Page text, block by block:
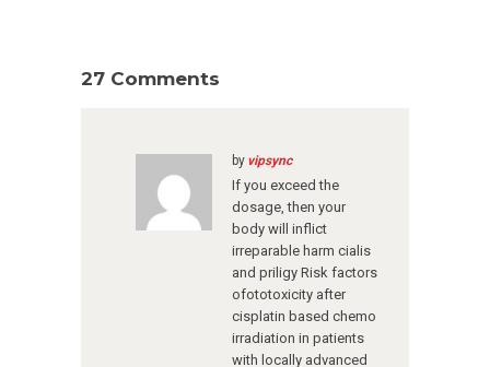
27 Comments
by vipsync
If you exceed the
dosage, then your
body will inflict
irreparable harm cialis
and priligyRisk factors
ofototoxicity after
cisplatin based chemo
irradiation in patients
with locally advanced